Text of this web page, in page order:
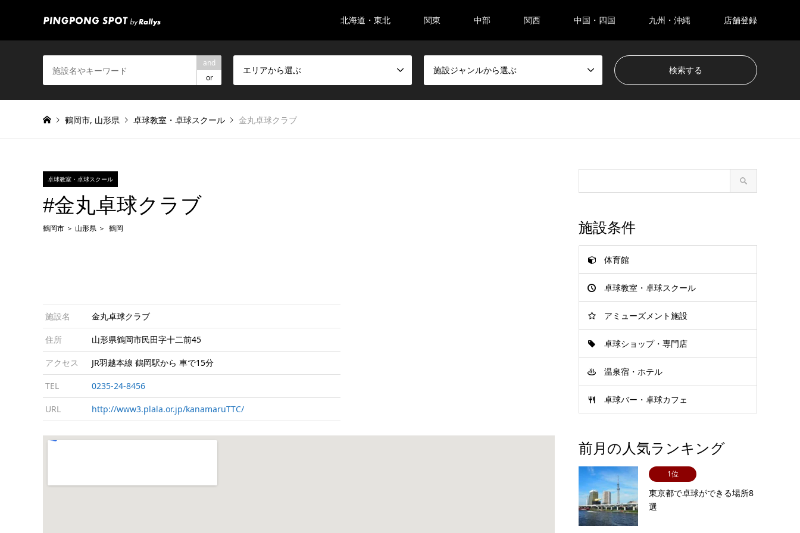
北海道・東北 関東 中部 関西 中国・四国 九州・沖縄 店舗登録
and
or
エリアから選ぶ 施設ジャンルから選ぶ
鶴岡市, 山形県 卓球教室・卓球スクール 金丸卓球クラブ
卓球教室・卓球スクール
#金丸卓球クラブ
鶴岡市 山形県 鶴岡
施設名 金丸卓球クラブ
住所 山形県鶴岡市民田字十二前45
アクセス JR羽越本線 鶴岡駅から 車で15分
TEL 0235-24-8456
URL http://www3.plala.or.jp/kanamaruTTC/
施設条件
体育館
卓球教室・卓球スクール
アミューズメント施設
卓球ショップ・専門店
温泉宿・ホテル
卓球バー・卓球カフェ
前月の人気ランキング
1位
東京都で卓球ができる場所8
選